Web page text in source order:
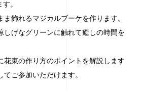
。
飾れるマジカルブーケを作ります。
しげなグリーンに触れて癒しの時間を
花束の作り方のポイントを解説します
ご参加いただけます。